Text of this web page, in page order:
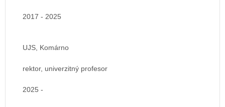
2017 - 2025
UJS, Komárno
rektor, univerzitný profesor
2025 -